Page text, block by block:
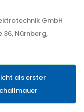
GmbH
36, Nürnberg,
als erster